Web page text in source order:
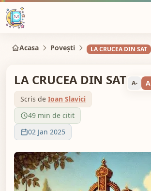
Acasa Povești LA CRUCEA DIN SAT
LA CRUCEA DIN SAT
Scris de Ioan Slavici
49 min de citit
02 Jan 2025
A- A